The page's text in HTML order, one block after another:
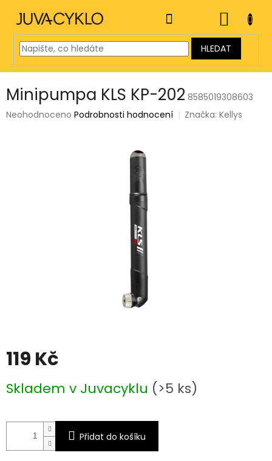
obsah
HLEDAT
KOŠÍK
Minipumpa KLS KP-202 8585019308603
Průměrné
Neohodnoceno Podrobnosti hodnocení Značka:Kellys
119 Kč
cena:
Skladem v Juvacyklu (>5 ks)
Přidat do košíku